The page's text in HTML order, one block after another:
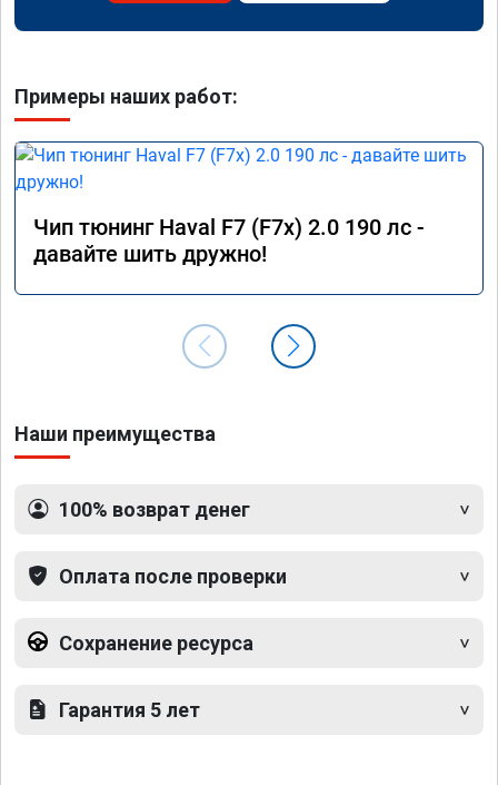
Примеры наших работ:
Чип тюнинг Haval F7 (F7x) 2.0 190 лс -
давайте шить дружно!
Наши преимущества
100% возврат денег
Оплата после проверки
Сохранение ресурса
Гарантия 5 лет